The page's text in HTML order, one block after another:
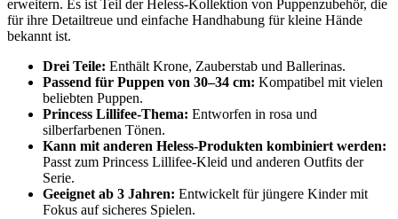
erweitern. Es ist Teil der Heless-Kollektion von Puppenzubehör, die
für ihre Detailtreue und einfache Handhabung für kleine Hände
bekannt ist.
Drei Teile: Enthält Krone, Zauberstab und Ballerinas.
Passend für Puppen von 30–34 cm: Kompatibel mit vielen
beliebten Puppen.
Princess Lillifee-Thema: Entworfen in rosa und
silberfarbenen Tönen.
Kann mit anderen Heless-Produkten kombiniert werden:
Passt zum Princess Lillifee-Kleid und anderen Outfits der
Serie.
Geeignet ab 3 Jahren: Entwickelt für jüngere Kinder mit
Fokus auf sicheres Spielen.